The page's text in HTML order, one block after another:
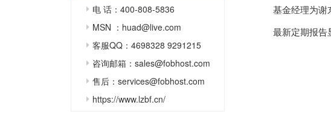
电 话：400-808-5836
MSN ：huad@live.com
客服QQ：4698328 9291215
咨询邮箱：sales@fobhost.com
售后：services@fobhost.com
https://www.lzbf.cn/
基金经理为谢
最新定期报告